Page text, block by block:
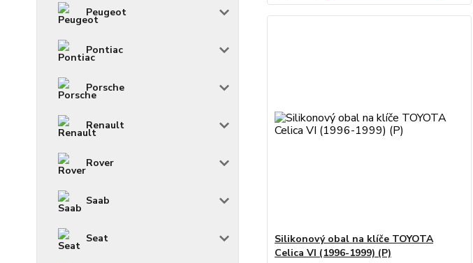
Peugeot
Pontiac
Porsche
Renault
Rover
Saab
Seat
Silikonový obal na klíče TOYOTA
Celica VI (1996-1999) (P)